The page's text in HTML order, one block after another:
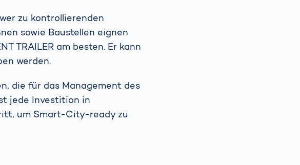
zu kontrollierenden
sowie Baustellen eignen
TRAILER am besten. Er kann
werden.
die für das Management des
jede Investition in
um Smart-City-ready zu